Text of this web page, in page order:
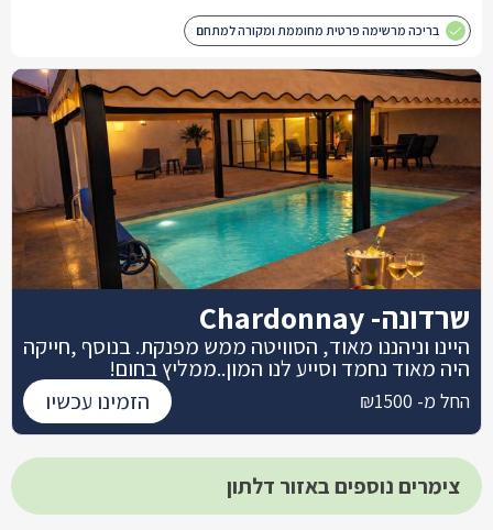
בריכה מרשימה פרטית מחוממת ומקורה למתחם
שרדונה- Chardonnay
היינו וניהננו מאוד, הסוויטה ממש מפנקת. בנוסף ,חייקה
היה מאוד נחמד וסייע לנו המון..ממליץ בחום!
החל מ- ₪1500 הזמינו עכשיו
צימרים נוספים באזור דלתון